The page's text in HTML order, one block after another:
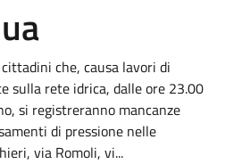
che, causa lavori di
sulla rete idrica, dalle ore 23.00
si registreranno mancanze
di pressione nelle
via Romoli, vi...